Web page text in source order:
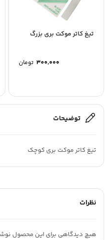
تیغ کاتر موکت بری بزرگ
300,000 تومان
توضیحات
تیغ کاتر موکت بری کوچک
نظرات
هیچ دیدگاهی برای این محصول